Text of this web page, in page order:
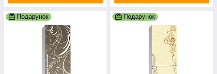
Подарунок Подарунок